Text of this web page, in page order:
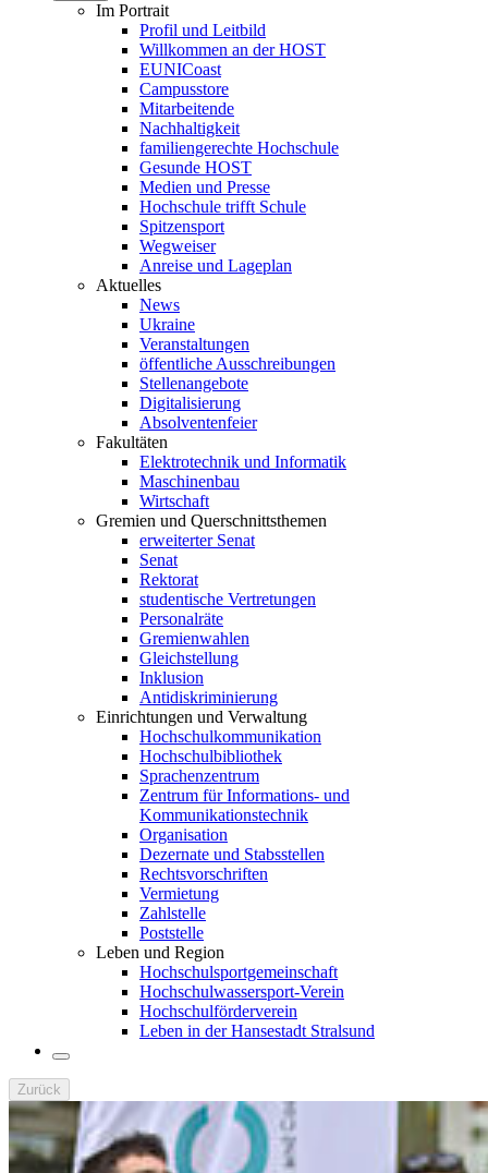
Im Portrait
Profil und Leitbild
Willkommen an der HOST
EUNICoast
Campusstore
Mitarbeitende
Nachhaltigkeit
familiengerechte Hochschule
Gesunde HOST
Medien und Presse
Hochschule trifft Schule
Spitzensport
Wegweiser
Anreise und Lageplan
Aktuelles
News
Ukraine
Veranstaltungen
öffentliche Ausschreibungen
Stellenangebote
Digitalisierung
Absolventenfeier
Fakultäten
Elektrotechnik und Informatik
Maschinenbau
Wirtschaft
Gremien und Querschnittsthemen
erweiterter Senat
Senat
Rektorat
studentische Vertretungen
Personalräte
Gremienwahlen
Gleichstellung
Inklusion
Antidiskriminierung
Einrichtungen und Verwaltung
Hochschulkommunikation
Hochschulbibliothek
Sprachenzentrum
Zentrum für Informations- und
Kommunikationstechnik
Organisation
Dezernate und Stabsstellen
Rechtsvorschriften
Vermietung
Zahlstelle
Poststelle
Leben und Region
Hochschulsportgemeinschaft
Hochschulwassersport-Verein
Hochschulförderverein
Leben in der Hansestadt Stralsund
Zurück